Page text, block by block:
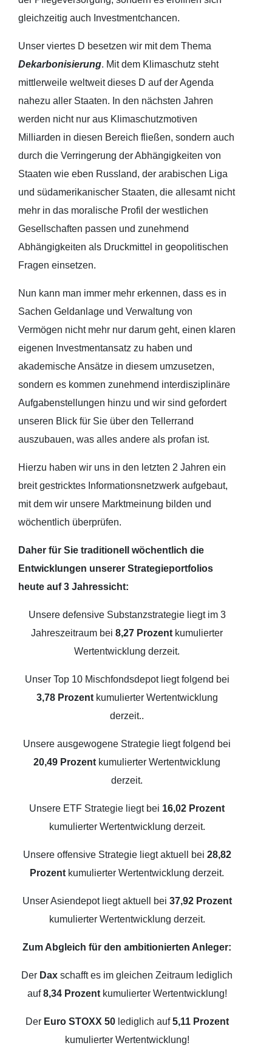
gleichzeitig auch Investmentchancen.
Unser viertes D besetzen wir mit dem Thema
Dekarbonisierung. Mit dem Klimaschutz steht
mittlerweile weltweit dieses D auf der Agenda
nahezu aller Staaten. In den nächsten Jahren
werden nicht nur aus Klimaschutzmotiven
Milliarden in diesen Bereich fließen, sondern auch
durch die Verringerung der Abhängigkeiten von
Staaten wie eben Russland, der arabischen Liga
und südamerikanischer Staaten, die allesamt nicht
mehr in das moralische Profil der westlichen
Gesellschaften passen und zunehmend
Abhängigkeiten als Druckmittel in geopolitischen
Fragen einsetzen.
Nun kann man immer mehr erkennen, dass es in
Sachen Geldanlage und Verwaltung von
Vermögen nicht mehr nur darum geht, einen klaren
eigenen Investmentansatz zu haben und
akademische Ansätze in diesem umzusetzen,
sondern es kommen zunehmend interdisziplinäre
Aufgabenstellungen hinzu und wir sind gefordert
unseren Blick für Sie über den Tellerrand
auszubauen, was alles andere als profan ist.
Hierzu haben wir uns in den letzten 2 Jahren ein
breit gestricktes Informationsnetzwerk aufgebaut,
mit dem wir unsere Marktmeinung bilden und
wöchentlich überprüfen.
Daher für Sie traditionell wöchentlich die
Entwicklungen unserer Strategieportfolios
heute auf 3 Jahressicht:
Unsere defensive Substanzstrategie liegt im 3
Jahreszeitraum bei 8,27 Prozent kumulierter
Wertentwicklung derzeit.
Unser Top 10 Mischfondsdepot liegt folgend bei
3,78 Prozentkumulierter Wertentwicklung
derzeit..
Unsere ausgewogene Strategie liegt folgend bei
20,49 Prozent kumulierter Wertentwicklung
derzeit.
Unsere ETF Strategie liegt bei 16,02 Prozent
kumulierter Wertentwicklung derzeit.
Unsere offensive Strategie liegt aktuell bei 28,82
Prozent kumulierter Wertentwicklung derzeit.
Unser Asiendepot liegt aktuell bei 37,92 Prozent
kumulierter Wertentwicklung derzeit.
Zum Abgleich für den ambitionierten Anleger:
Der Dax schafft es im gleichen Zeitraum lediglich
auf8,34 Prozentkumulierter Wertentwicklung!
Der Euro STOXX 50lediglich auf5,11 Prozent
kumulierter Wertentwicklung!